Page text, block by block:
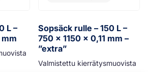
L –
Sopsäck rulle – 150 L –
750 x 1150 x 0,11 mm –
”extra”
Valmistettu kierrätysmuovista